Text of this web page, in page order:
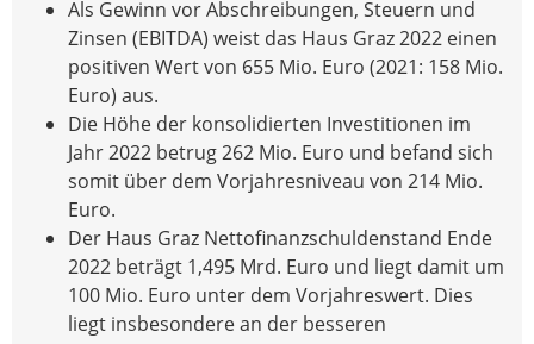
Als Gewinn vor Abschreibungen, Steuern und
Zinsen (EBITDA) weist das Haus Graz 2022 einen
positiven Wert von 655 Mio. Euro (2021: 158 Mio.
Euro) aus.
Die Höhe der konsolidierten Investitionen im
Jahr 2022 betrug 262 Mio. Euro und befand sich
somit über dem Vorjahresniveau von 214 Mio.
Euro.
Der Haus Graz Nettofinanzschuldenstand Ende
2022 beträgt 1,495 Mrd. Euro und liegt damit um
100 Mio. Euro unter dem Vorjahreswert. Dies
liegt insbesondere an der besseren